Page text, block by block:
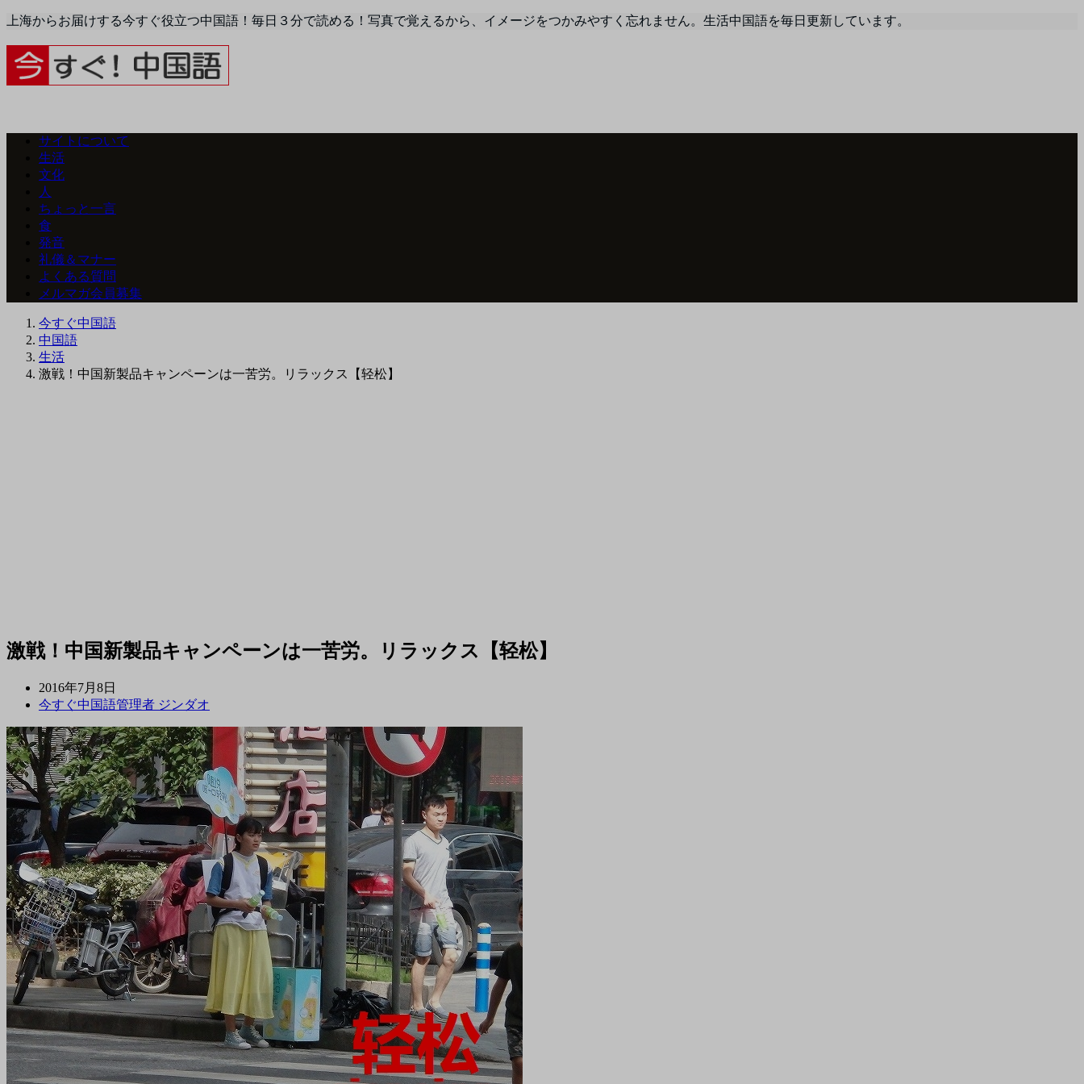
上海からお届けする今すぐ役立つ中国語！毎日３分で読める！写真で覚えるから、イメージをつかみやすく忘れません。生活中国語を毎日更新しています。
サイトについて
生活
文化
人
ちょっと一言
食
発音
礼儀＆マナー
よくある質問
メルマガ会員募集
今すぐ中国語
中国語
生活
激戦！中国新製品キャンペーンは一苦労。リラックス【轻松】
激戦！中国新製品キャンペーンは一苦労。リラックス【轻松】
2016年7月8日
今すぐ中国語管理者 ジンダオ